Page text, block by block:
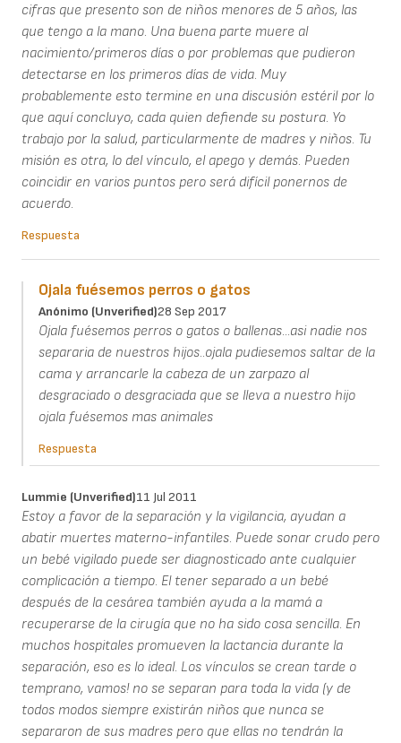
cifras que presento son de niños menores de 5 años, las
que tengo a la mano. Una buena parte muere al
nacimiento/primeros días o por problemas que pudieron
detectarse en los primeros días de vida. Muy
probablemente esto termine en una discusión estéril por lo
que aquí concluyo, cada quien defiende su postura. Yo
trabajo por la salud, particularmente de madres y niños. Tu
misión es otra, lo del vínculo, el apego y demás. Pueden
coincidir en varios puntos pero será difícil ponernos de
acuerdo.
Respuesta
Ojala fuésemos perros o gatos
Anónimo (unverified)28 Sep 2017
Ojala fuésemos perros o gatos o ballenas...asi nadie nos
separaria de nuestros hijos..ojala pudiesemos saltar de la
cama y arrancarle la cabeza de un zarpazo al
desgraciado o desgraciada que se lleva a nuestro hijo
ojala fuésemos mas animales
Respuesta
Lummie (unverified)11 Jul 2011
Estoy a favor de la separación y la vigilancia, ayudan a
abatir muertes materno-infantiles. Puede sonar crudo pero
un bebé vigilado puede ser diagnosticado ante cualquier
complicación a tiempo. El tener separado a un bebé
después de la cesárea también ayuda a la mamá a
recuperarse de la cirugía que no ha sido cosa sencilla. En
muchos hospitales promueven la lactancia durante la
separación, eso es lo ideal. Los vínculos se crean tarde o
temprano, vamos! no se separan para toda la vida (y de
todos modos siempre existirán niños que nunca se
separaron de sus madres pero que ellas no tendrán la